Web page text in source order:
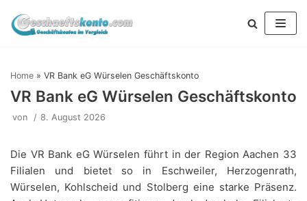
Zum
Inhalt
Home » VR Bank eG Würselen Geschäftskonto
VR Bank eG Würselen Geschäftskonto
von 8. August 2026
Die VR Bank eG Würselen führt in der Region Aachen 33
Filialen und bietet so in Eschweiler, Herzogenrath,
Würselen, Kohlscheid und Stolberg eine starke Präsenz.